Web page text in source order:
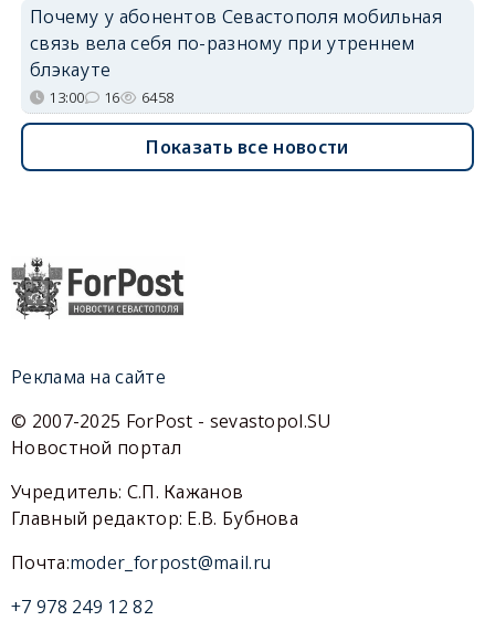
Почему у абонентов Севастополя мобильная
связь вела себя по-разному при утреннем
блэкауте
13:00 16 6458
Показать все новости
Реклама на сайте
© 2007-2025 ForPost - sevastopol.SU
Новостной портал
Учредитель: С.П. Кажанов
Главный редактор: Е.В. Бубнова
Почта:moder_forpost@mail.ru
+7 978 249 12 82